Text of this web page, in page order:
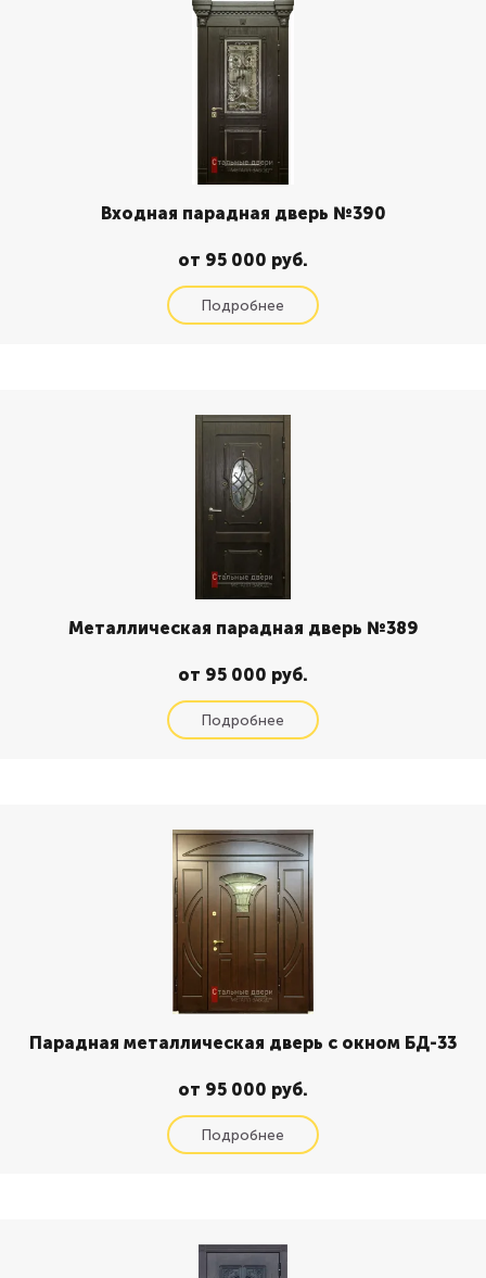
Входная парадная дверь №390
от 95 000 руб.
Металлическая парадная дверь №389
от 95 000 руб.
Парадная металлическая дверь с окном БД-33
от 95 000 руб.